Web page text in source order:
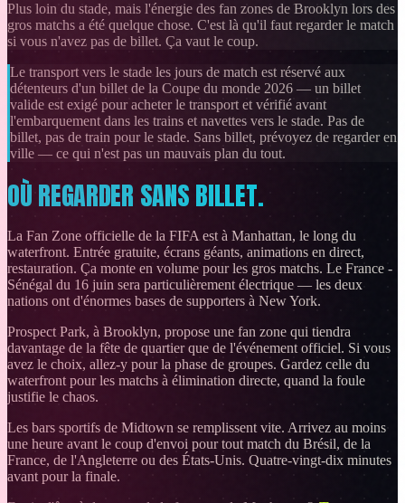
Plus loin du stade, mais l'énergie des fan zones de Brooklyn lors des
gros matchs a été quelque chose. C'est là qu'il faut regarder le match
si vous n'avez pas de billet. Ça vaut le coup.
Le transport vers le stade les jours de match est réservé aux
détenteurs d'un billet de la Coupe du monde 2026 — un billet
valide est exigé pour acheter le transport et vérifié avant
l'embarquement dans les trains et navettes vers le stade. Pas de
billet, pas de train pour le stade. Sans billet, prévoyez de regarder en
ville — ce qui n'est pas un mauvais plan du tout.
OÙ REGARDER SANS BILLET.
La Fan Zone officielle de la FIFA est à Manhattan, le long du
waterfront. Entrée gratuite, écrans géants, animations en direct,
restauration. Ça monte en volume pour les gros matchs. Le France -
Sénégal du 16 juin sera particulièrement électrique — les deux
nations ont d'énormes bases de supporters à New York.
Prospect Park, à Brooklyn, propose une fan zone qui tiendra
davantage de la fête de quartier que de l'événement officiel. Si vous
avez le choix, allez-y pour la phase de groupes. Gardez celle du
waterfront pour les matchs à élimination directe, quand la foule
justifie le chaos.
Les bars sportifs de Midtown se remplissent vite. Arrivez au moins
une heure avant le coup d'envoi pour tout match du Brésil, de la
France, de l'Angleterre ou des États-Unis. Quatre-vingt-dix minutes
avant pour la finale.